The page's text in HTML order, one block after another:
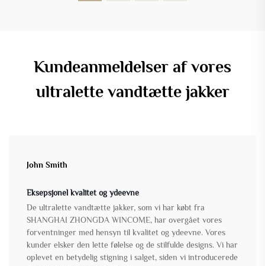
Kundeanmeldelser af vores
ultralette vandtætte jakker
John Smith
Eksepsjonel kvalitet og ydeevne
De ultralette vandtætte jakker, som vi har købt fra
SHANGHAI ZHONGDA WINCOME, har overgået vores
forventninger med hensyn til kvalitet og ydeevne. Vores
kunder elsker den lette følelse og de stilfulde designs. Vi har
oplevet en betydelig stigning i salget, siden vi introducerede